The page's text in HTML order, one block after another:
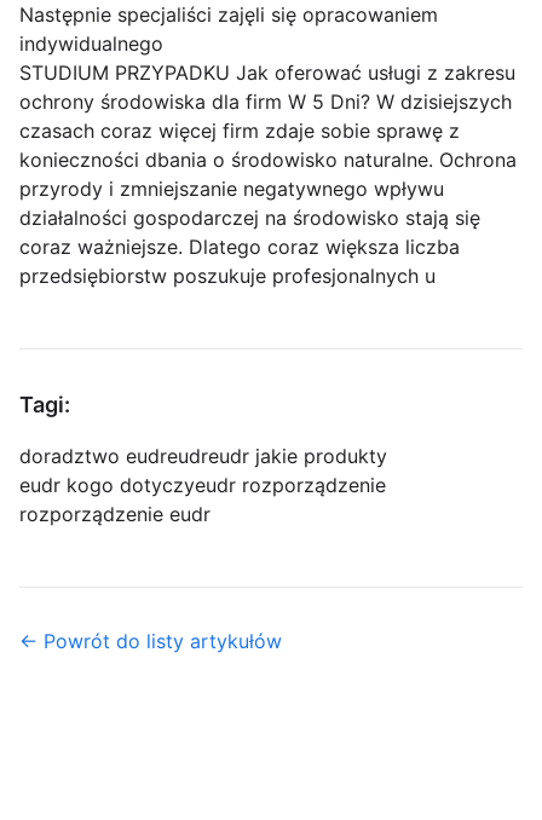
Następnie specjaliści zajęli się opracowaniem
indywidualnego
STUDIUM PRZYPADKU Jak oferować usługi z zakresu
ochrony środowiska dla firm W 5 Dni? W dzisiejszych
czasach coraz więcej firm zdaje sobie sprawę z
konieczności dbania o środowisko naturalne. Ochrona
przyrody i zmniejszanie negatywnego wpływu
działalności gospodarczej na środowisko stają się
coraz ważniejsze. Dlatego coraz większa liczba
przedsiębiorstw poszukuje profesjonalnych u
Tagi:
doradztwo eudreudreudr jakie produkty
eudr kogo dotyczyeudr rozporządzenie
rozporządzenie eudr
← Powrót do listy artykułów